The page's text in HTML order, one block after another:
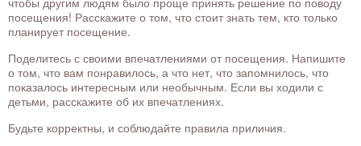
посещения! Расскажите о том, что стоит знать тем, кто только
планирует посещение.
Поделитесь с своими впечатлениями от посещения. Напишите
о том, что вам понравилось, а что нет, что запомнилось, что
показалось интересным или необычным. Если вы ходили с
детьми, расскажите об их впечатлениях.
Будьте корректны, и соблюдайте правила приличия.